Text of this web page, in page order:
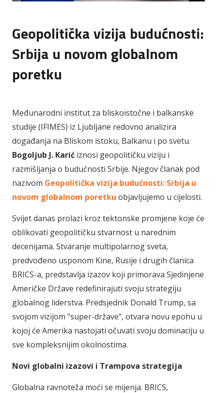
Geopolitička vizija budućnosti:
Srbija u novom globalnom
poretku
Međunarodni institut za bliskoistočne i balkanske
studije (IFIMES) iz Ljubljane redovno analizira
događanja na Bliskom istoku, Balkanu i po svetu.
Bogoljub J. Karić iznosi geopolitičku viziju i
razmišljanja o budućnosti Srbije. Njegov članak pod
nazivom Geopolitička vizija budućnosti: Srbija u
novom globalnom poretku objavljujemo u cijelosti.
Svijet danas prolazi kroz tektonske promjene koje će
oblikovati geopolitičku stvarnost u narednim
decenijama. Stvaranje multipolarnog sveta,
predvođeno usponom Kine, Rusije i drugih članica
BRICS-a, predstavlja izazov koji primorava Sjedinjene
Američke Države redefinirajuti svoju strategiju
globalnog liderstva. Predsjednik Donald Trump, sa
svojom vizijom "super-države", otvara novu epohu u
kojoj će Amerika nastojati očuvati svoju dominaciju u
sve kompleksnijim okolnostima.
Novi globalni izazovi i Trampova strategija
Globalna ravnoteža moći se mijenja. BRICS,